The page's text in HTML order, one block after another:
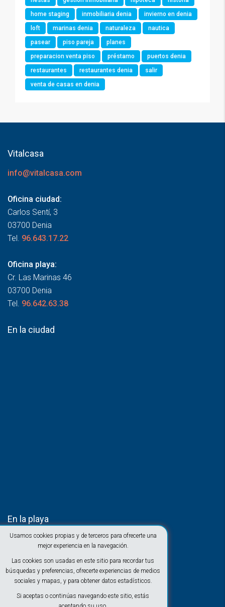
Usamos cookies propias y de terceros para ofrecerte una
mejor experiencia en la navegación.
Las cookies son usadas en este sitio para recordar tus
búsquedas y preferencias, ofrecerte experiencias de medios
sociales y mapas, y para obtener datos estadísticos.
Si aceptas o continúas navegando este sitio, estás
home staging
inmobiliaria denia
invierno en denia
loft
marinas denia naturaleza
nautica
pasear
piso pareja
planes
preparacion venta piso
préstamo
puertos denia
restaurantes
restaurantes denia
salir
venta de casas en denia
Vitalcasa
info@vitalcasa.com
Oficina ciudad:
Carlos Sentí, 3
03700 Denia
Tel. 96.643.17.22
Oficina playa:
Cr. Las Marinas 46
03700 Denia
Tel. 96.642.63.38
En la ciudad
En la playa